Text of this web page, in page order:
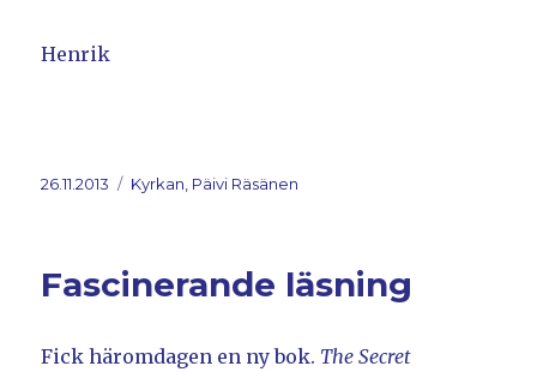
Henrik
Postat
26.11.2013 Kategorier
Kyrkan, Päivi Räsänen
Fascinerande läsning
Fick häromdagen en ny bok. The Secret